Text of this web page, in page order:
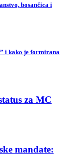
bosančica i
i kako je formirana
za MC
mandate: